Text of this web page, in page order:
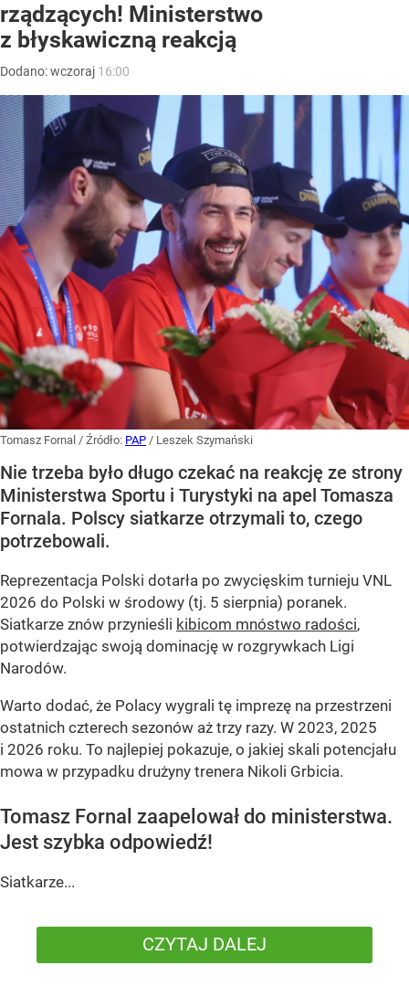
rządzących! Ministerstwo
z błyskawiczną reakcją
Dodano:wczoraj 16:00
Tomasz Fornal / Źródło: PAP / Leszek Szymański
Nie trzeba było długo czekać na reakcję ze strony
Ministerstwa Sportu i Turystyki na apel Tomasza
Fornala. Polscy siatkarze otrzymali to, czego
potrzebowali.
Reprezentacja Polski dotarła po zwycięskim turnieju VNL
2026 do Polski w środowy (tj. 5 sierpnia) poranek.
Siatkarze znów przynieśli kibicom mnóstwo radości,
potwierdzając swoją dominację w rozgrywkach Ligi
Narodów.
Warto dodać, że Polacy wygrali tę imprezę na przestrzeni
ostatnich czterech sezonów aż trzy razy. W 2023, 2025
i 2026 roku. To najlepiej pokazuje, o jakiej skali potencjału
mowa w przypadku drużyny trenera Nikoli Grbicia.
Tomasz Fornal zaapelował do ministerstwa.
Jest szybka odpowiedź!
Siatkarze...
CZYTAJ DALEJ